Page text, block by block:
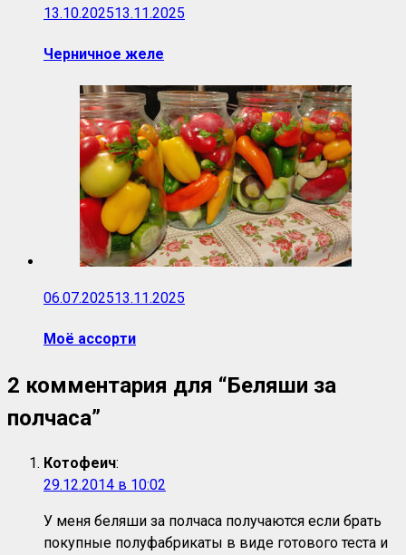
13.10.202513.11.2025
Черничное желе
06.07.202513.11.2025
Моё ассорти
2 комментария для “Беляши за
полчаса”
Котофеич:
29.12.2014 в 10:02
У меня беляши за полчаса получаются если брать
покупные полуфабрикаты в виде готового теста и